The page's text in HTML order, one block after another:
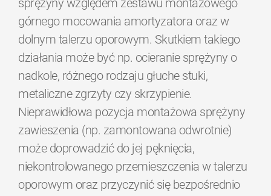
sprężyny względem zestawu montażowego
górnego mocowania amortyzatora oraz w
dolnym talerzu oporowym. Skutkiem takiego
działania może być np. ocieranie sprężyny o
nadkole, różnego rodzaju głuche stuki,
metaliczne zgrzyty czy skrzypienie.
Nieprawidłowa pozycja montażowa sprężyny
zawieszenia (np. zamontowana odwrotnie)
może doprowadzić do jej pęknięcia,
niekontrolowanego przemieszczenia w talerzu
oporowym oraz przyczynić się bezpośrednio